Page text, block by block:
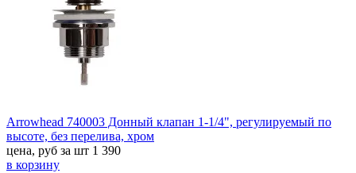
Arrowhead 740003 Донный клапан 1-1/4", регулируемый по
высоте, без перелива, хром
цена, руб за шт 1 390
в корзину